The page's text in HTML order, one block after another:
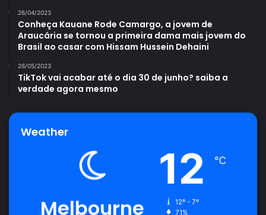
26/04/2023
Conheça Kauane Rode Camargo, a jovem de
Araucária se tornou a primeira dama mais jovem do
Brasil ao casar com Hissam Hussein Dehaini
26/05/2023
TikTok vai acabar até o dia 30 de junho? saiba a
verdade agora mesmo
Weather
Melbourne
12 ℃
12º - 7º
71%